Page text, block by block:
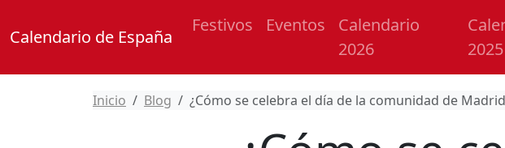
Calendario de España
Festivos Eventos
Calendario
2026
2025
Inicio Blog ¿Cómo se celebra el día de la comunidad de